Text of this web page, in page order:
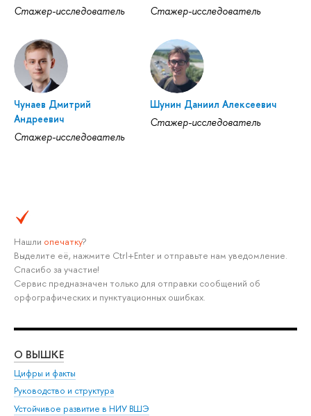
Стажер-исследователь
Стажер-исследователь
Чунаев Дмитрий
Андреевич
Стажер-исследователь
Шунин Даниил Алексеевич
Стажер-исследователь
Нашли опечатку?
Выделите её, нажмите Ctrl+Enter и отправьте нам уведомление.
Спасибо за участие!
Сервис предназначен только для отправки сообщений об
орфографических и пунктуационных ошибках.
О ВЫШКЕ
Цифры и факты
Руководство и структура
Устойчивое развитие в НИУ ВШЭ